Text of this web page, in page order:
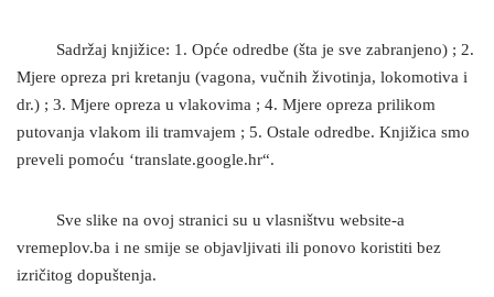
Sadržaj knjižice: 1. Opće odredbe (šta je sve zabranjeno) ; 2.
Mjere opreza pri kretanju (vagona, vučnih životinja, lokomotiva i
dr.) ; 3. Mjere opreza u vlakovima ; 4. Mjere opreza prilikom
putovanja vlakom ili tramvajem ; 5. Ostale odredbe. Knjižica smo
preveli pomoću ‘translate.google.hr“.
Sve slike na ovoj stranici su u vlasništvu website-a
vremeplov.ba i ne smije se objavljivati ili ponovo koristiti bez
izričitog dopuštenja.